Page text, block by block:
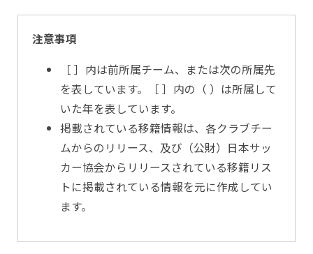
注意事項
［ ］内は前所属チーム、または次の所属先
を表しています。［ ］内の（ ）は所属して
いた年を表しています。
掲載されている移籍情報は、各クラブチー
ムからのリリース、及び（公財）日本サッ
カー協会からリリースされている移籍リス
トに掲載されている情報を元に作成してい
ます。